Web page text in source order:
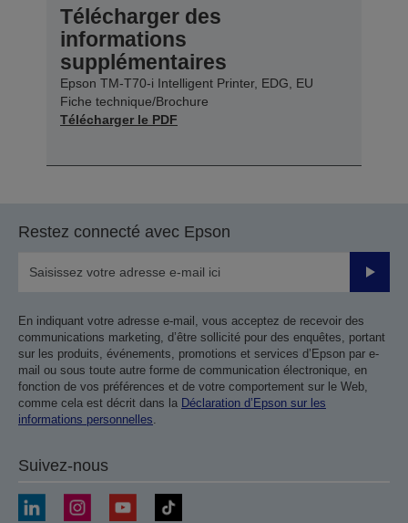
Télécharger des
informations
supplémentaires
Epson TM-T70-i Intelligent Printer, EDG, EU
Fiche technique/Brochure
Télécharger le PDF
Restez connecté avec Epson
Valider
En indiquant votre adresse e-mail, vous acceptez de recevoir des
communications marketing, d’être sollicité pour des enquêtes, portant
sur les produits, événements, promotions et services d’Epson par e-
mail ou sous toute autre forme de communication électronique, en
fonction de vos préférences et de votre comportement sur le Web,
comme cela est décrit dans la Déclaration d’Epson sur les
informations personnelles
Suivez-nous